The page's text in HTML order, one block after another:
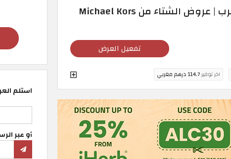
كود خصم مايكل كورس المغرب | عروض الشتاء من Michael Kors
تفعيل العرض
اخر توفير114.7 درهم مغربي
استلم
أو عبر